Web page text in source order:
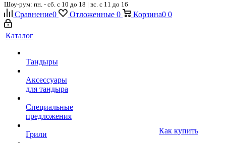
Шоу-рум: пн. - сб. с 10 до 18 | вс. с 11 до 16
Сравнение0 Отложенные 0 Корзина0 0
Каталог
Тандыры
Аксессуары
для тандыра
Специальные
предложения
Грили
Как купить